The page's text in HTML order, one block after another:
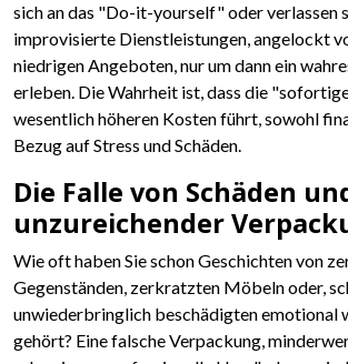
sich an das "Do-it-yourself" oder verlassen
improvisierte Dienstleistungen, angelockt
niedrigen Angeboten, nur um dann ein
erleben. Die Wahrheit ist, dass die
wesentlich höheren Kosten führt, sowohl
Bezug auf Stress und Schäden.
Die Falle von Schäden
unzureichender
Wie oft haben Sie schon Geschichten von
Gegenständen, zerkratzten Möbeln oder,
unwiederbringlich beschädigten emotional
gehört? Eine falsche Verpackung,